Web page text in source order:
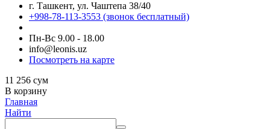
г. Ташкент, ул. Чаштепа 38/40
+998-78-113-3553 (звонок бесплатный)
Пн-Вс 9.00 - 18.00
info@leonis.uz
Посмотреть на карте
11 256 сум
В корзину
Главная
Найти